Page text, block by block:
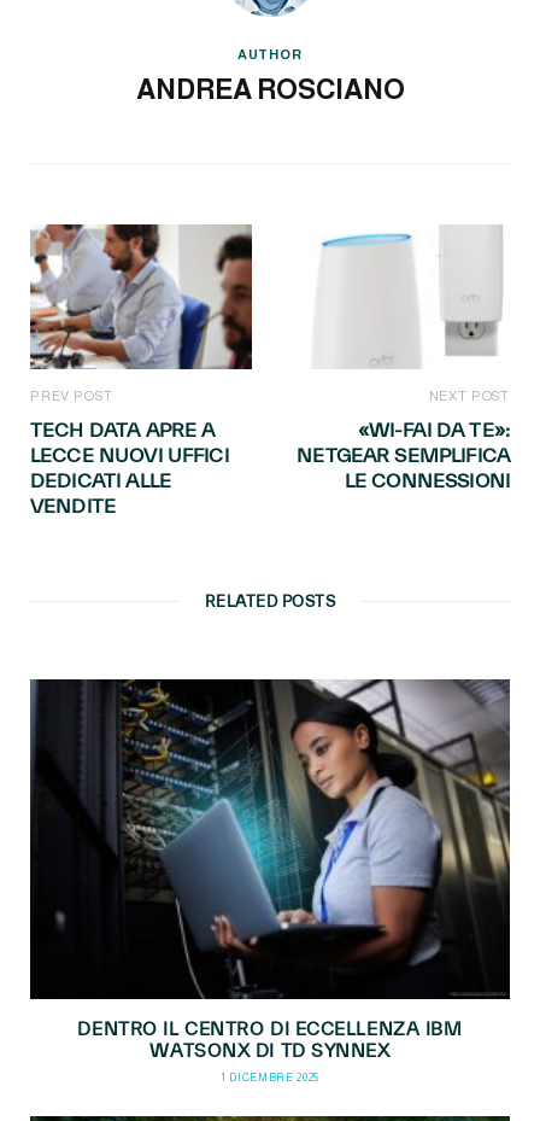
AUTHOR
ANDREA ROSCIANO
PREV POST
TECH DATA APRE A
LECCE NUOVI UFFICI
DEDICATI ALLE
VENDITE
NEXT POST
«WI-FAI DA TE»:
NETGEAR SEMPLIFICA
LE CONNESSIONI
RELATED POSTS
DENTRO IL CENTRO DI ECCELLENZA IBM
WATSONX DI TD SYNNEX
1 DICEMBRE 2025